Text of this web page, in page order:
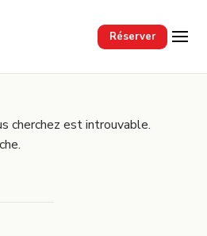
Réserver
cherchez est introuvable.